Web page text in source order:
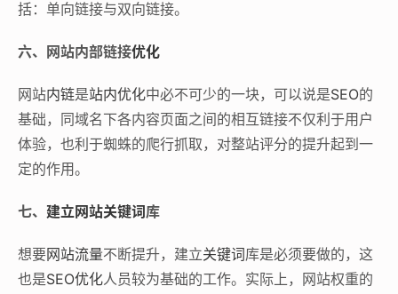
括：单向链接与双向链接。
六、网站内部链接优化
网站内链是站内优化中必不可少的一块，可以说是SEO的
基础，同域名下各内容页面之间的相互链接不仅利于用户
体验，也利于蜘蛛的爬行抓取，对整站评分的提升起到一
定的作用。
七、 建立网站关键词 库
想要网站流量不断提升，建立关键词库是必须要做的，这
也是SEO优化人员较为基础的工作。实际上，网站权重的